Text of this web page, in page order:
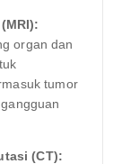
organ dan
tumor
(CT):